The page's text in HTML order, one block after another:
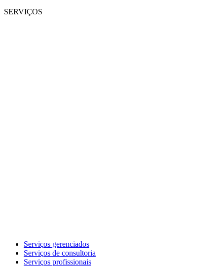
SERVIÇOS
Serviços gerenciados
Serviços de consultoria
Serviços profissionais